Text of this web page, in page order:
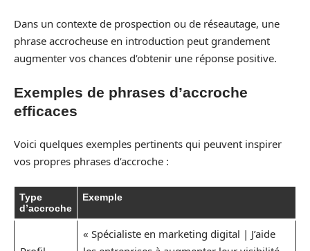
Dans un contexte de prospection ou de réseautage, une
phrase accrocheuse en introduction peut grandement
augmenter vos chances d’obtenir une réponse positive.
Exemples de phrases d’accroche
efficaces
Voici quelques exemples pertinents qui peuvent inspirer
vos propres phrases d’accroche :
Type
d’accroche
Exemple
« Spécialiste en marketing digital | J’aide